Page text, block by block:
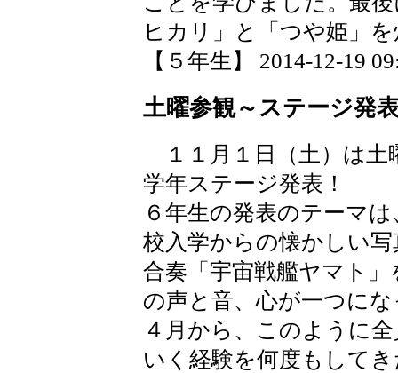
ヒカリ」と「つや姫」
【５年生】 2014-12-19
土曜参観～ステージ発
１１月１日（土）は土
学年ステージ発表！
６年生の発表のテーマ
校入学からの懐かしい
合奏「宇宙戦艦ヤマト
の声と音、心が一つに
４月から、このように
いく経験を何度もして